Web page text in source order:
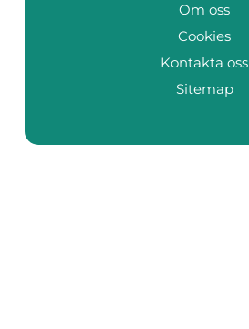
Om oss
Cookies
Kontakta oss
Sitemap